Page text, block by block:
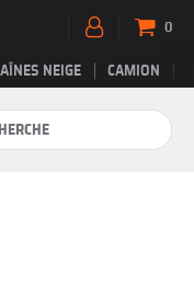
NEIGE CAMION
0